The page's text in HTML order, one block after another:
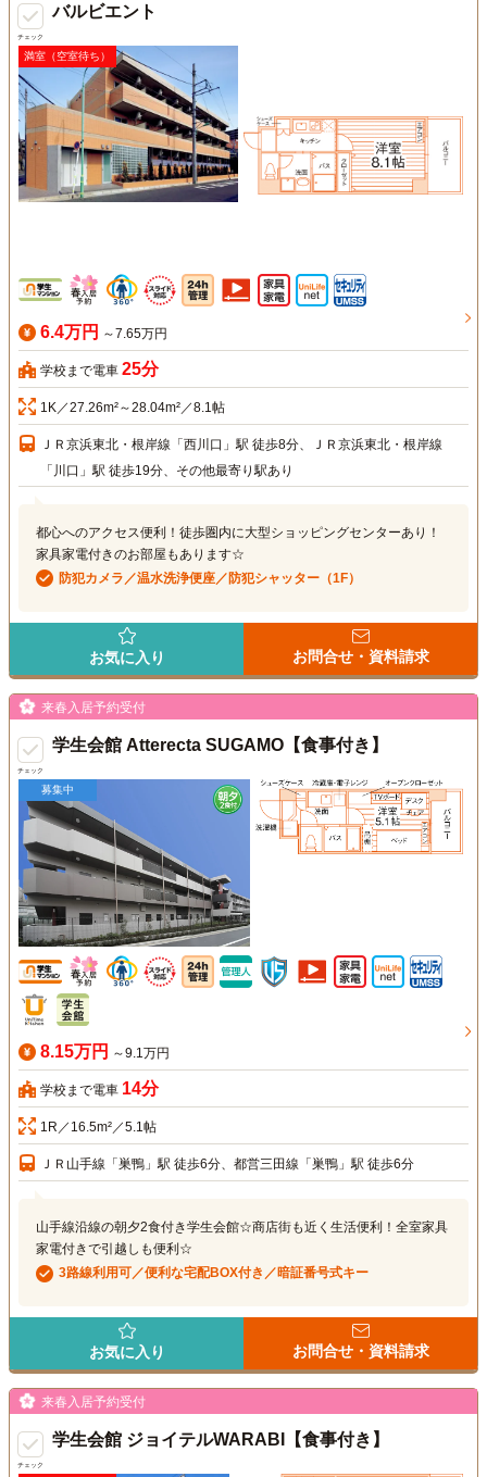
チェック
バルビエント
満室（空室待ち）
6.4万円 ～7.65万円
学校まで電車 25分
1K／27.26m²～28.04m²／8.1帖
ＪＲ京浜東北・根岸線「西川口」駅 徒歩8分、ＪＲ京浜東北・根岸線
「川口」駅 徒歩19分、その他最寄り駅あり
都心へのアクセス便利！徒歩圏内に大型ショッピングセンターあり！
家具家電付きのお部屋もあります☆
防犯カメラ／温水洗浄便座／防犯シャッター（1F）
お気に入り お問合せ・資料請求
チェック
来春入居予約受付
学生会館 Atterecta SUGAMO【食事付き】
募集中
8.15万円 ～9.1万円
学校まで電車 14分
1R／16.5m²／5.1帖
ＪＲ山手線「巣鴨」駅 徒歩6分、都営三田線「巣鴨」駅 徒歩6分
山手線沿線の朝夕2食付き学生会館☆商店街も近く生活便利！全室家具
家電付きで引越しも便利☆
3路線利用可／便利な宅配BOX付き／暗証番号式キー
お気に入り お問合せ・資料請求
チェック
来春入居予約受付
学生会館 ジョイテルWARABI【食事付き】